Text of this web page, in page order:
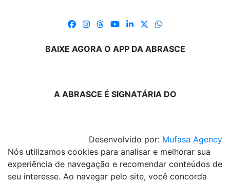
BAIXE AGORA O APP DA ABRASCE
A ABRASCE É SIGNATÁRIA DO
Desenvolvido por: Mufasa Agency
Nós utilizamos cookies para analisar e melhorar sua
experiência de navegação e recomendar conteúdos de
seu interesse. Ao navegar pelo site, você concorda